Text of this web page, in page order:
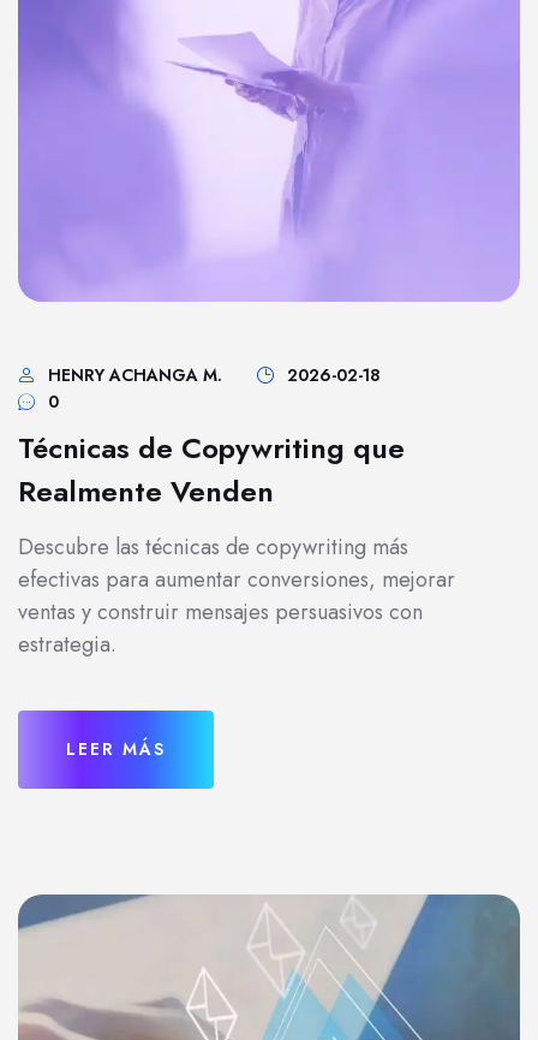
HENRY ACHANGA M.
2026-02-18
0
Técnicas de Copywriting que
Realmente Venden
Descubre las técnicas de copywriting más
efectivas para aumentar conversiones, mejorar
ventas y construir mensajes persuasivos con
estrategia.
LEER MÁS